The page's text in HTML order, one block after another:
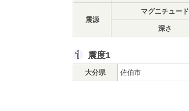
震源
マグニチュード
深さ
震度1
大分県 佐伯市